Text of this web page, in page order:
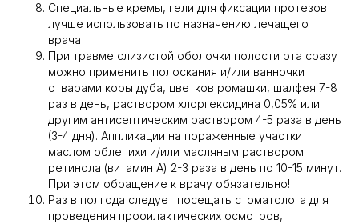
Специальные кремы, гели для фиксации протезов
лучше использовать по назначению лечащего
врача
При травме слизистой оболочки полости рта сразу
можно применить полоскания и/или ванночки
отварами коры дуба, цветков ромашки, шалфея 7-8
раз в день, раствором хлоргексидина 0,05% или
другим антисептическим раствором 4-5 раза в день
(3-4 дня). Аппликации на пораженные участки
маслом облепихи и/или масляным раствором
ретинола (витамин А) 2-3 раза в день по 10-15 минут.
При этом обращение к врачу обязательно!
Раз в полгода следует посещать стоматолога для
проведения профилактических осмотров,